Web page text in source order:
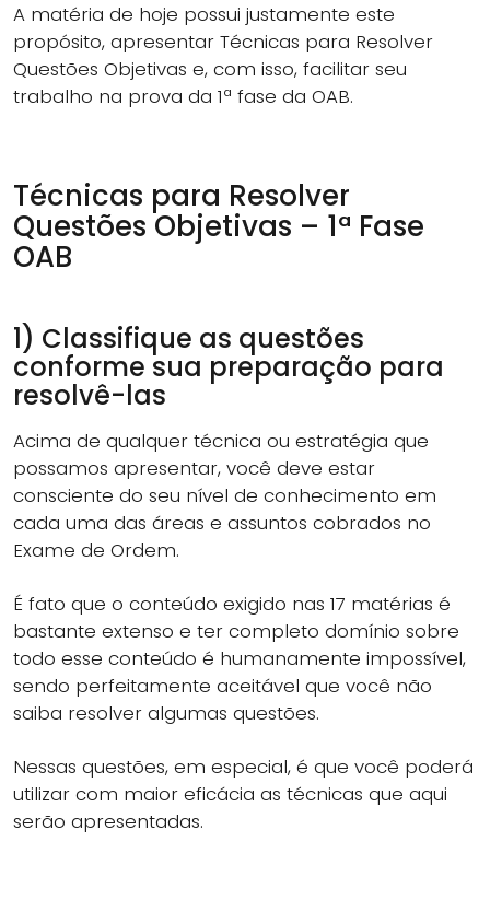
A matéria de hoje possui justamente este
propósito, apresentar Técnicas para Resolver
Questões Objetivas e, com isso, facilitar seu
trabalho na prova da 1ª fase da OAB.
Técnicas para Resolver
Questões Objetivas – 1ª Fase
OAB
1) Classifique as questões
conforme sua preparação para
resolvê-las
Acima de qualquer técnica ou estratégia que
possamos apresentar, você deve estar
consciente do seu nível de conhecimento em
cada uma das áreas e assuntos cobrados no
Exame de Ordem.
É fato que o conteúdo exigido nas 17 matérias é
bastante extenso e ter completo domínio sobre
todo esse conteúdo é humanamente impossível,
sendo perfeitamente aceitável que você não
saiba resolver algumas questões.
Nessas questões, em especial, é que você poderá
utilizar com maior eficácia as técnicas que aqui
serão apresentadas.